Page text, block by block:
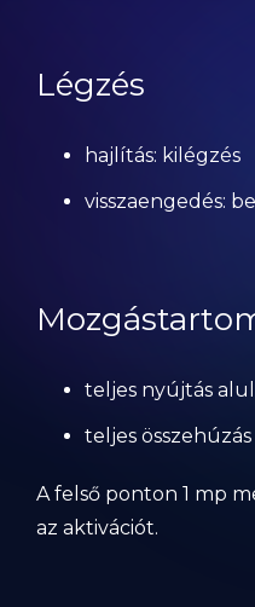
Légzés
hajlítás: kilégzés
visszaengedés:
teljes nyújtás alul
teljes összehúzás
A felső ponton 1 mp
az aktivációt.